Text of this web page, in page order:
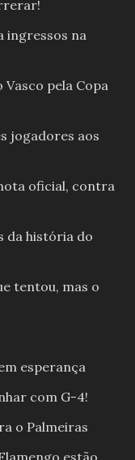
ingressos na
pela Copa
jogadores aos
oficial, contra
da história do
tentou, mas o
esperança
com G-4!
o Palmeiras